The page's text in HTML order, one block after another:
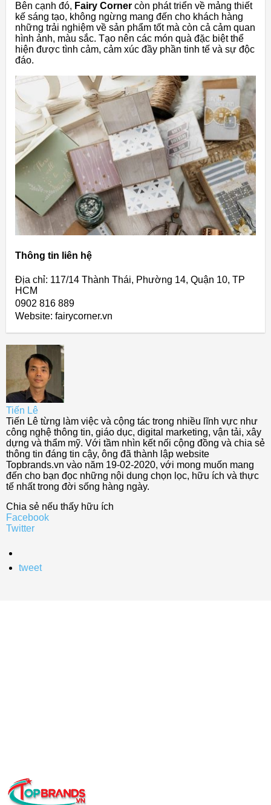
Bên cạnh đó, Fairy Corner còn phát triển về mảng thiết
kế sáng tạo, không ngừng mang đến cho khách hàng
những trải nghiệm về sản phẩm tốt mà còn cả cảm quan
hình ảnh, màu sắc. Tạo nên các món quà đặc biệt thể
hiện được tình cảm, cảm xúc đầy phần tinh tế và sự độc
đáo.
Thông tin liên hệ
Địa chỉ: 117/14 Thành Thái, Phường 14, Quận 10, TP
HCM
0902 816 889
Website: fairycorner.vn
Tiến Lê
Tiến Lê từng làm việc và cộng tác trong nhiều lĩnh vực như
công nghệ thông tin, giáo dục, digital marketing, vận tải, xây
dựng và thẩm mỹ. Với tầm nhìn kết nối cộng đồng và chia sẻ
thông tin đáng tin cậy, ông đã thành lập website
Topbrands.vn vào năm 19-02-2020, với mong muốn mang
đến cho bạn đọc những nội dung chọn lọc, hữu ích và thực
tế nhất trong đời sống hàng ngày.
Chia sẻ nếu thấy hữu ích
Facebook
Twitter
tweet